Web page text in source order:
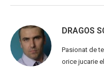
DRAGOS
Pasionat de
orice jucarie